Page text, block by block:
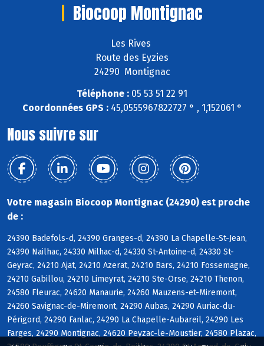
Biocoop Montignac
Les Rives
Route des Eyzies
24290 Montignac
Téléphone : 05 53 51 22 91
Coordonnées GPS :45,0555967822727 ° , 1,152061 °
Nous suivre sur
Votre magasin Biocoop Montignac (24290) est proche
de :
24390 Badefols-d, 24390 Granges-d, 24390 La Chapelle-St-Jean,
24390 Nailhac, 24330 Milhac-d, 24330 St-Antoine-d, 24330 St-
Geyrac, 24210 Ajat, 24210 Azerat, 24210 Bars, 24210 Fossemagne,
24210 Gabillou, 24210 Limeyrat, 24210 Ste-Orse, 24210 Thenon,
24580 Fleurac, 24620 Manaurie, 24260 Mauzens-et-Miremont,
24260 Savignac-de-Miremont, 24290 Aubas, 24290 Auriac-du-
Périgord, 24290 Fanlac, 24290 La Chapelle-Aubareil, 24290 Les
Farges, 24290 Montignac, 24620 Peyzac-le-Moustier, 24580 Plazac,